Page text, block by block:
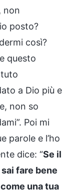
non
posto?
così?
questo
a Dio più e
non so
Poi mi
parole e l’ho
dice: “Se il
fare bene
una tua